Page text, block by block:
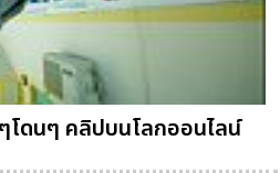
ดนๆ คลิปบนโลกออนไลน์